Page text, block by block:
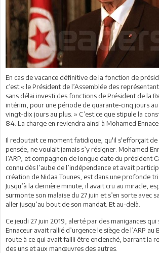
En cas de vacance définitive de la fonction de
c’est « le Président de l’Assemblée des
sans délai investi des fonctions de Président de la
intérim, pour une période de quarante-cinq jours
vingt-dix jours au plus. » C’est ce que stipule la
84. La charge en reviendra ainsi à Mohamed
Il redoutait ce moment fatidique, qu'il s'efforçait de
pensée, ne voulait jamais s’y résigner. Mohamed
l’ARP, et compagnon de longue date du président
connu dès l’aube de l’indépendance et avait
création de Nidaa Tounes, est dans une profonde
Jusqu’à la dernière minute, il avait cru au miracle,
surmonte son malaise du 27 juin et s’en sorte avec
aller jusqu’au bout de son mandat. Et au-delà.
Ce jeudi 27 juin 2019, alerté par des manigances qui
Ennaceur avait rallié d’urgence le siège de l’ARP
route à ce qui avait failli être enclenché, barrant la
des uns et aux manœuvres des autres.